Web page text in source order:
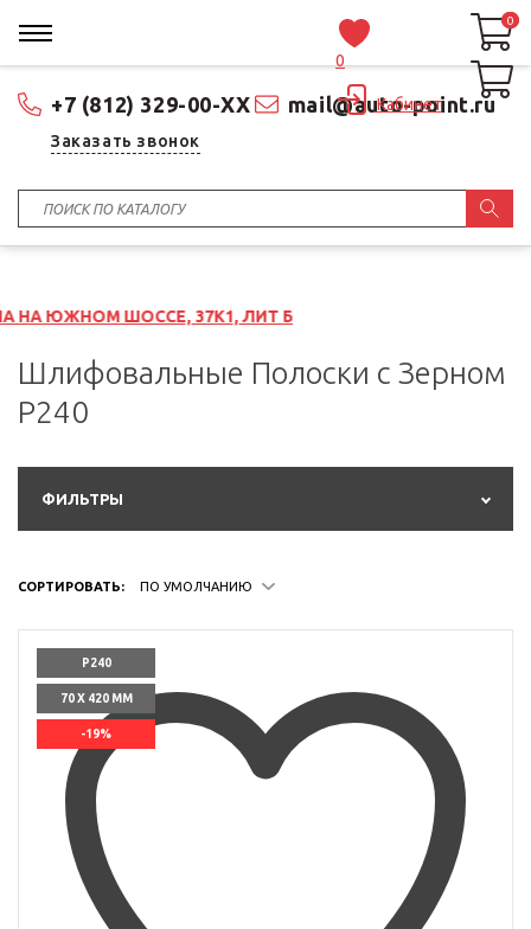
+7 (812) 329-00-XX mail@auto-point.ru
Заказать звонок
0
Кабинет
0
0
37К1, ЛИТ Б
Шлифовальные Полоски с Зерном
P240
ФИЛЬТРЫ
СОРТИРОВАТЬ: ПО УМОЛЧАНИЮ
P240
70 X 420 ММ
-19%